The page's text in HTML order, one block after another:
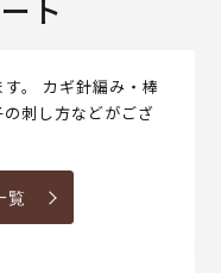
ト
。 カギ針編み・棒
刺し方などがござ
覧